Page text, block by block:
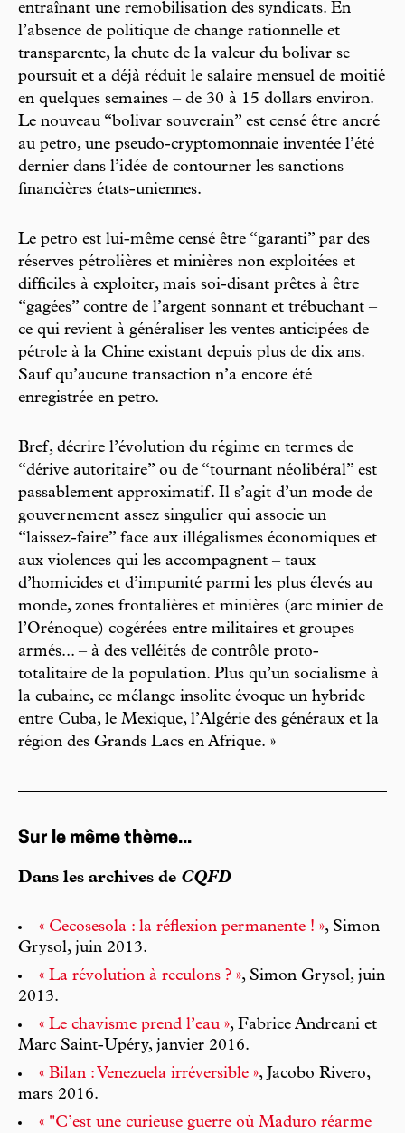
entraînant une remobilisation des syndicats. En
l’absence de politique de change rationnelle et
transparente, la chute de la valeur du bolivar se
poursuit et a déjà réduit le salaire mensuel de moitié
en quelques semaines – de 30 à 15 dollars environ.
Le nouveau “bolivar souverain” est censé être ancré
au petro, une pseudo-cryptomonnaie inventée l’été
dernier dans l’idée de contourner les sanctions
financières états-uniennes.
Le petro est lui-même censé être “garanti” par des
réserves pétrolières et minières non exploitées et
difficiles à exploiter, mais soi-disant prêtes à être
“gagées” contre de l’argent sonnant et trébuchant –
ce qui revient à généraliser les ventes anticipées de
pétrole à la Chine existant depuis plus de dix ans.
Sauf qu’aucune transaction n’a encore été
enregistrée en petro.
Bref, décrire l’évolution du régime en termes de
“dérive autoritaire” ou de “tournant néolibéral” est
passablement approximatif. Il s’agit d’un mode de
gouvernement assez singulier qui associe un
“laissez-faire” face aux illégalismes économiques et
aux violences qui les accompagnent – taux
d’homicides et d’impunité parmi les plus élevés au
monde, zones frontalières et minières (arc minier de
l’Orénoque) cogérées entre militaires et groupes
armés... – à des velléités de contrôle proto-
totalitaire de la population. Plus qu’un socialisme à
la cubaine, ce mélange insolite évoque un hybride
entre Cuba, le Mexique, l’Algérie des généraux et la
région des Grands Lacs en Afrique. »
Sur le même thème...
Dans les archives de CQFD
« Cecosesola : la réflexion permanente ! », Simon
Grysol, juin 2013.
« La révolution à reculons ? », Simon Grysol, juin
2013.
« Le chavisme prend l’eau », Fabrice Andreani et
Marc Saint-Upéry, janvier 2016.
« Bilan : Venezuela irréversible », Jacobo Rivero,
mars 2016.
« "C’est une curieuse guerre où Maduro réarme